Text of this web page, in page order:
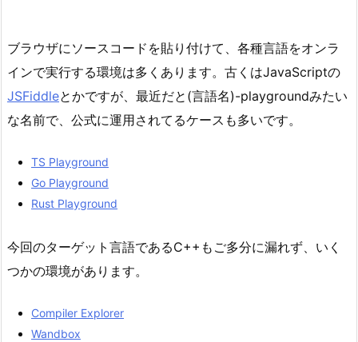
ブラウザにソースコードを貼り付けて、各種言語をオンラ
インで実行する環境は多くあります。古くはJavaScriptの
JSFiddleとかですが、最近だと(言語名)-playgroundみたい
な名前で、公式に運用されてるケースも多いです。
TS Playground
Go Playground
Rust Playground
今回のターゲット言語であるC++もご多分に漏れず、いく
つかの環境があります。
Compiler Explorer
Wandbox